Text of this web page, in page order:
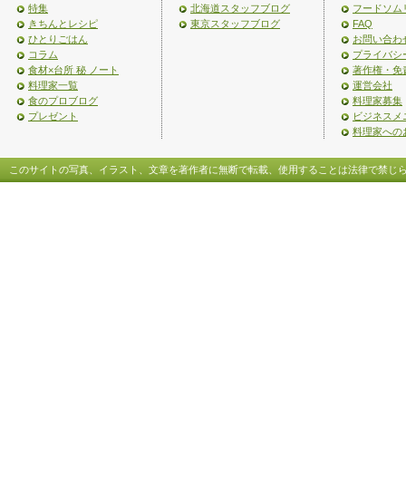
特集
きちんとレシピ
ひとりごはん
コラム
食材×台所 秘 ノート
料理家一覧
食のプロブログ
プレゼント
北海道スタッフブログ
東京スタッフブログ
フードソム
FAQ
お問い合わ
プライバシ
著作権・免
運営会社
料理家募集
ビジネスメ
料理家への
このサイトの写真、イラスト、文章を著作者に無断で転載、使用することは法律で禁じ